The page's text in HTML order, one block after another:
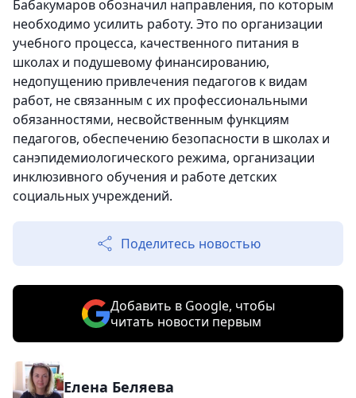
Бабакумаров обозначил направления, по которым
необходимо усилить работу. Это по организации
учебного процесса, качественного питания в
школах и подушевому финансированию,
недопущению привлечения педагогов к видам
работ, не связанным с их профессиональными
обязанностями, несвойственным функциям
педагогов, обеспечению безопасности в школах и
санэпидемиологического режима, организации
инклюзивного обучения и работе детских
социальных учреждений.
Поделитесь новостью
Добавить в Google, чтобы
читать новости первым
Елена Беляева